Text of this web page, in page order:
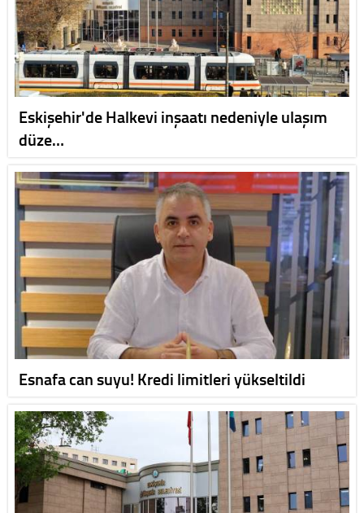
Eskişehir'de Halkevi inşaatı nedeniyle ulaşım
düze…
Esnafa can suyu! Kredi limitleri yükseltildi